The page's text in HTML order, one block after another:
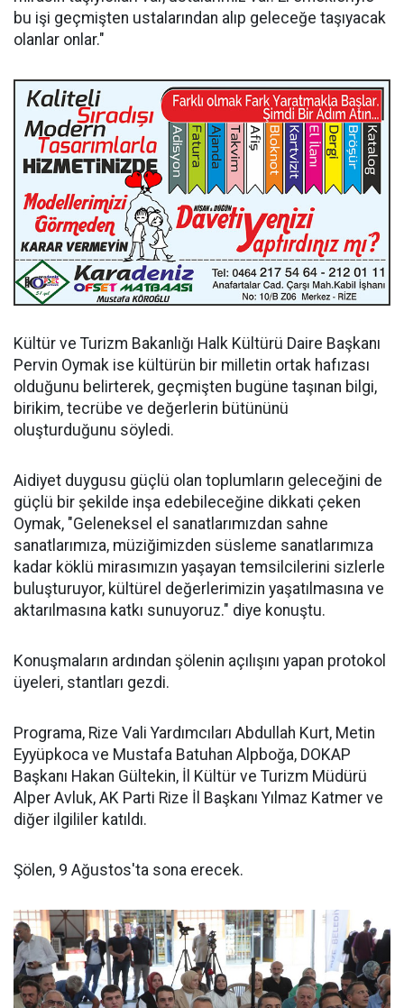
bu işi geçmişten ustalarından alıp geleceğe taşıyacak
olanlar onlar."
Kültür ve Turizm Bakanlığı Halk Kültürü Daire Başkanı
Pervin Oymak ise kültürün bir milletin ortak hafızası
olduğunu belirterek, geçmişten bugüne taşınan bilgi,
birikim, tecrübe ve değerlerin bütününü
oluşturduğunu söyledi.
Aidiyet duygusu güçlü olan toplumların geleceğini de
güçlü bir şekilde inşa edebileceğine dikkati çeken
Oymak, "Geleneksel el sanatlarımızdan sahne
sanatlarımıza, müziğimizden süsleme sanatlarımıza
kadar köklü mirasımızın yaşayan temsilcilerini sizlerle
buluşturuyor, kültürel değerlerimizin yaşatılmasına ve
aktarılmasına katkı sunuyoruz." diye konuştu.
Konuşmaların ardından şölenin açılışını yapan protokol
üyeleri, stantları gezdi.
Programa, Rize Vali Yardımcıları Abdullah Kurt, Metin
Eyyüpkoca ve Mustafa Batuhan Alpboğa, DOKAP
Başkanı Hakan Gültekin, İl Kültür ve Turizm Müdürü
Alper Avluk, AK Parti Rize İl Başkanı Yılmaz Katmer ve
diğer ilgililer katıldı.
Şölen, 9 Ağustos'ta sona erecek.